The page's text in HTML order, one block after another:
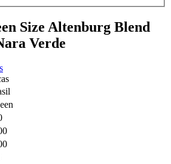
Size Altenburg Blend
Verde